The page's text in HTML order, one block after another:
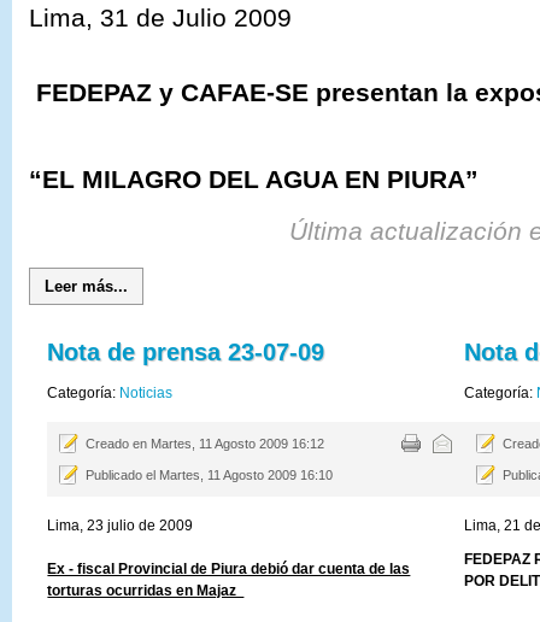
Lima, 31 de Julio 2009
FEDEPAZ y CAFAE-SE presentan la
“EL MILAGRO DEL AGUA EN PIURA”
Última actualización
Leer más...
Nota de prensa 23-07-09
Categoría: Noticias
Creado en Martes, 11 Agosto 2009 16:12
Publicado el Martes, 11 Agosto 2009 16:10
Lima, 23 julio de 2009
Ex - fiscal Provincial de Piura debió dar cuenta de las
torturas ocurridas en Majaz
Nota
Categoría:
Lima, 21
FEDEPAZ
POR